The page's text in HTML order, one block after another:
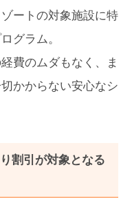
ートの対象施設に特
グラム。
費のムダもなく、ま
かからない安心なシ
割引が対象となる